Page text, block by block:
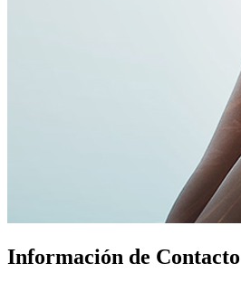
Información de Contacto